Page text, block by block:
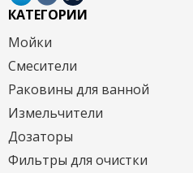
КАТЕГОРИИ
Мойки
Смесители
Раковины для ванной
Измельчители
Дозаторы
Фильтры для очистки